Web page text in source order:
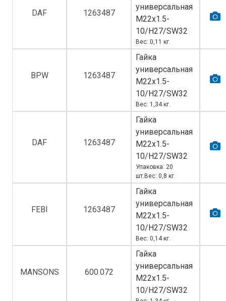
DAF 1263487
универсальная
M22х1.5-
10/H27/SW32
Вес: 0,11 кг.
BPW 1263487
Гайка
универсальная
M22х1.5-
10/H27/SW32
Вес: 1,34 кг.
DAF 1263487
Гайка
универсальная
M22х1.5-
10/H27/SW32
Упаковка: 20
шт.Вес: 0,8 кг.
FEBI 1263487
Гайка
универсальная
M22х1.5-
10/H27/SW32
Вес: 0,14 кг.
MANSONS 600.072
Гайка
универсальная
M22х1.5-
10/H27/SW32